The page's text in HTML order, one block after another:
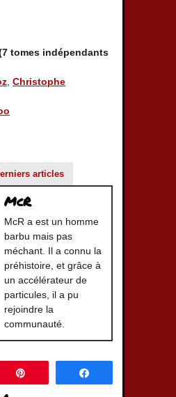
tomes indépendants
, Christophe
articles
McR
McR a est un homme
barbu mais pas
méchant. Il a connu la
préhistoire, et grâce à
un accélérateur de
particules, il a pu
rejoindre la
communauté.